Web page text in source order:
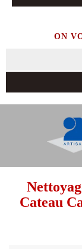
ON
Cateau